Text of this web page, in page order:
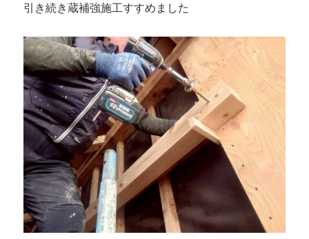
引き続き蔵補強施工すすめました